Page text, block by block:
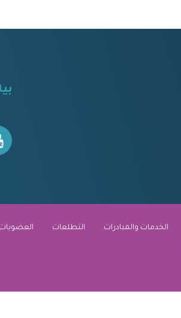
الخدمات والمبادرات التطلعات العضويات